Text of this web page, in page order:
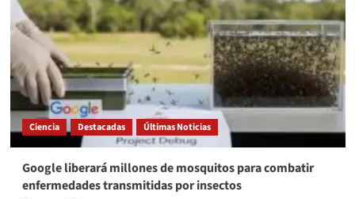
polo
sur
de
la
Luna
para
preparar
el
regreso
astronautas
Ciencia Destacadas Últimas Noticias
Google liberará millones de mosquitos para combatir
enfermedades transmitidas por insectos